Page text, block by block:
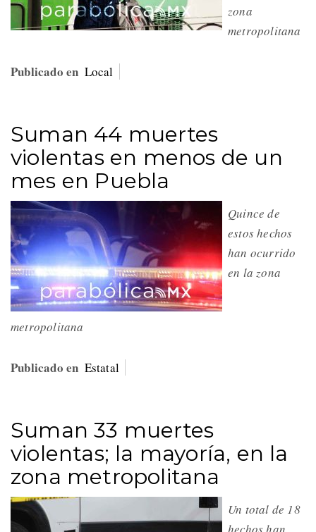
zona
metropolitana
Publicado en Local
Suman 44 muertes
violentas en menos de un
mes en Puebla
Quince de
estos hechos
han ocurrido
en la zona
metropolitana
Publicado en Estatal
Suman 33 muertes
violentas; la mayoría, en la
zona metropolitana
Un total de 18
hechos han